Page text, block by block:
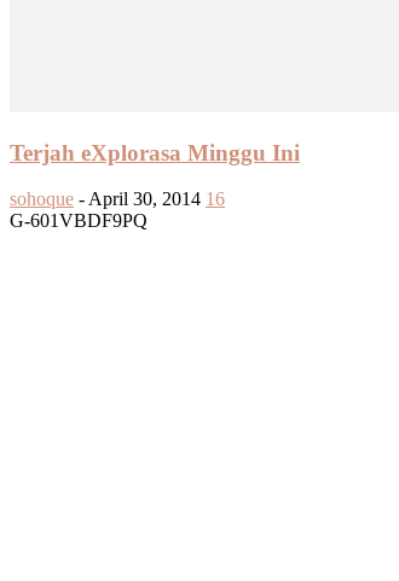
Terjah eXplorasa Minggu Ini
sohoque - April 30, 2014 16
G-601VBDF9PQ